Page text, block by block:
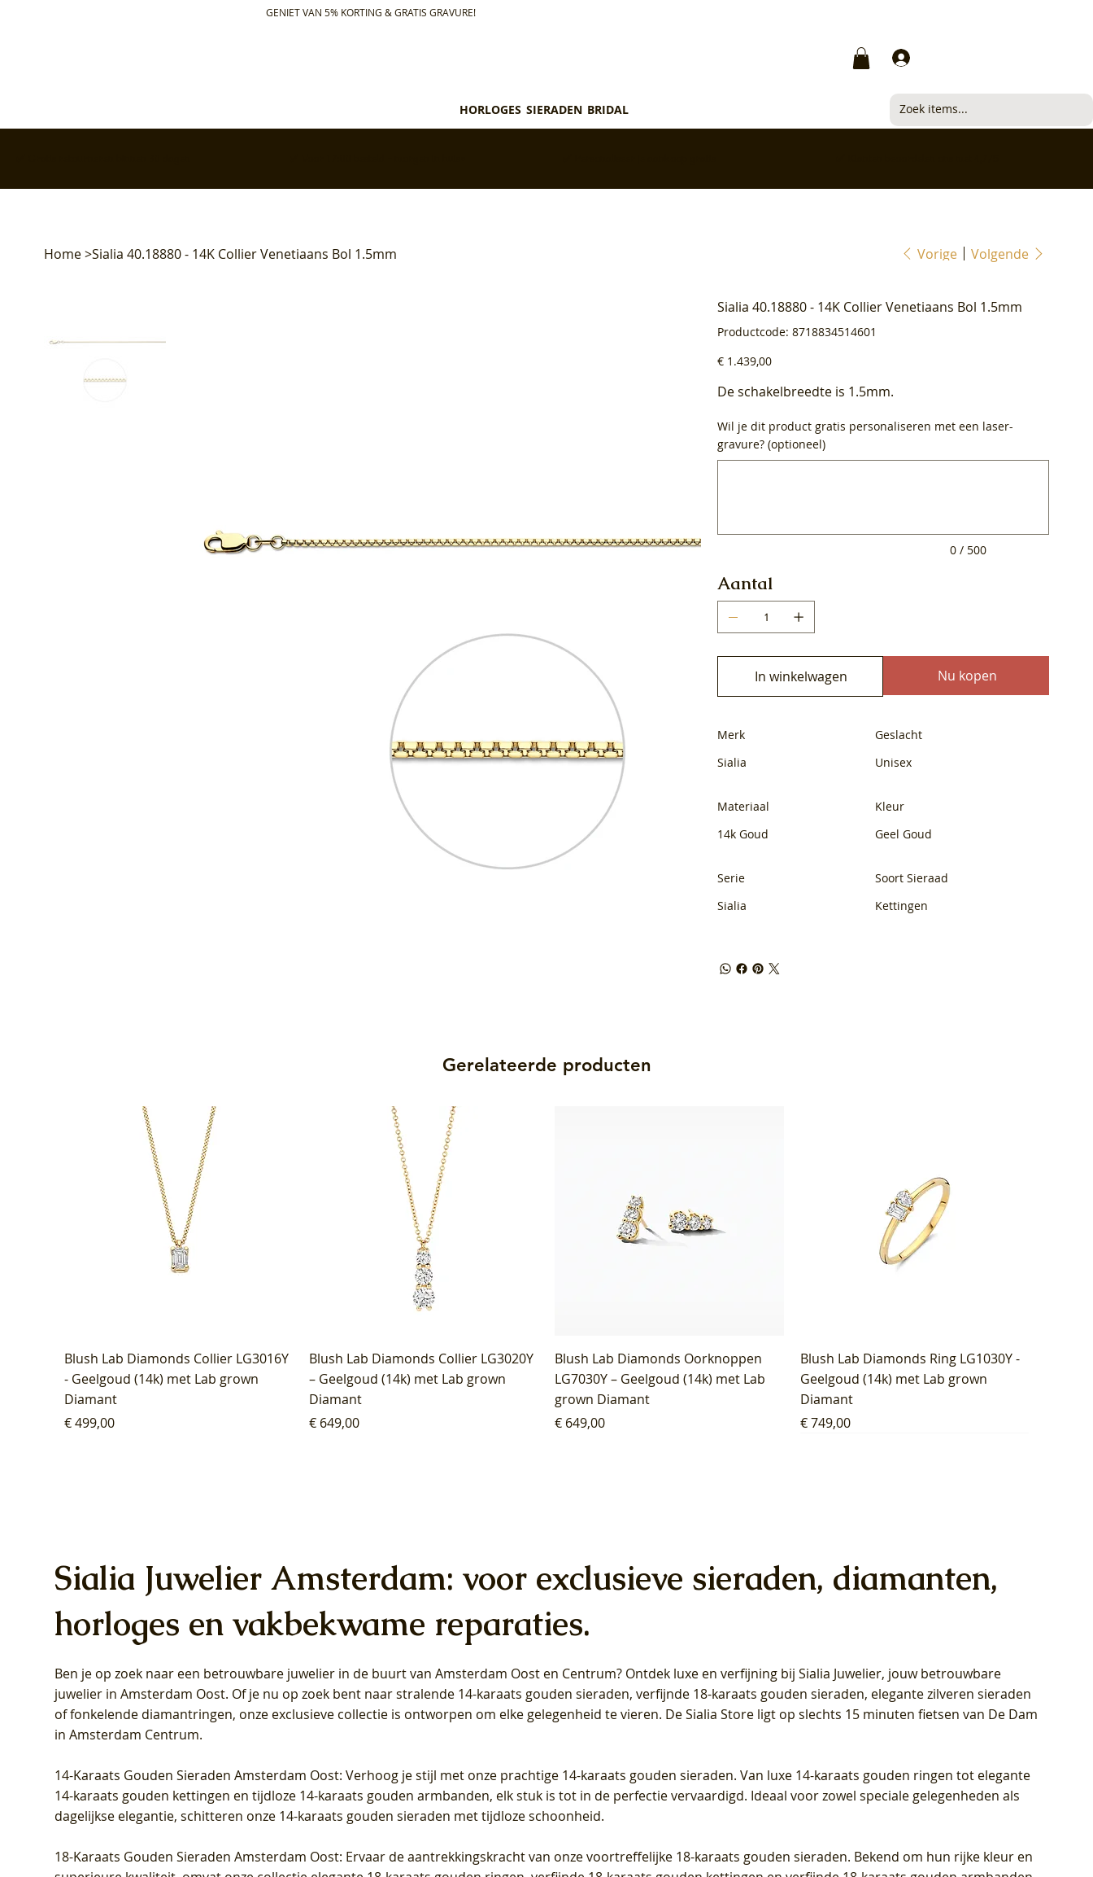
GENIET VAN 5% KORTING & GRATIS GRAVURE!
HORLOGES SIERADEN BRIDAL
Home>Sialia 40.18880 - 14K Collier Venetiaans Bol 1.5mm Vorige Volgende
Sialia 40.18880 - 14K Collier Venetiaans Bol 1.5mm
Productcode: Productcode
8718834514601
8718834514601
Prijs
€ 1.439,00
De schakelbreedte is 1.5mm.
Wil je dit product gratis personaliseren met een laser-
gravure? (optioneel)
0 / 500
Aantal
In winkelwagen Nu kopen
Merk
Sialia
Geslacht
Unisex
Materiaal
14k Goud
Kleur
Geel Goud
Serie
Sialia
Soort Sieraad
Kettingen
Gerelateerde producten
Blush Lab Diamonds Collier LG3016Y
- Geelgoud (14k) met Lab grown
Diamant
Prijs
€ 499,00
Blush Lab Diamonds Collier LG3020Y
– Geelgoud (14k) met Lab grown
Diamant
Prijs
€ 649,00
Blush Lab Diamonds Oorknoppen
LG7030Y – Geelgoud (14k) met Lab
grown Diamant
Prijs
€ 649,00
Blush Lab Diamonds Ring LG1030Y -
Geelgoud (14k) met Lab grown
Diamant
Prijs
€ 749,00
Blush Lab Diamonds Oorhangers
LG9006Y/S - Geelgoud (14k) met Lab
grown Diamant
Blush Lab Diamonds Oorhangers
LG9007Y/S - Geelgoud (14k) met Lab
grown Diamant
Blush Lab Diamonds Ring LG1028Y -
Geelgoud (14k) met Lab grown
Diamant
Blush Lab Diamonds Collier LG3014Y
- Geelgoud (14k) met Lab grown
Diamant
Blush Lab Diamonds Collier LG3019Y
– Geelgoud (14k) met Lab grown
Diamant
Blush Lab Diamonds Ring LG1042Y –
Geelgoud (14k) met Lab grown
Diamant
Blush Lab Diamonds Oorknoppen
LG7027Y - Geelgoud (14k) met Lab
grown Diamant
Blush Lab Diamonds Ring LG1029Y -
Geelgoud (14k) met Lab grown
Diamant
Blush Lab Diamonds Ring LG1031Y -
Geelgoud (14k) met Lab grown
Diamant
Blush Lab Diamonds Ring LG1044Y –
Geelgoud (14k) met Lab grown
Diamant
Blush Lab Diamonds Oorknoppen
LG7026Y - Geelgoud (14k) met Lab
grown Diamant
Blush Lab Diamonds Oorknoppen
LG7033Y – Geelgoud (14k) met Lab
grown Diamant
Sialia Juwelier Amsterdam: voor exclusieve sieraden, diamanten,
horloges en vakbekwame reparaties.
Ben je op zoek naar een betrouwbare juwelier in de buurt van Amsterdam Oost en Centrum? Ontdek luxe en verfijning bij Sialia Juwelier, jouw betrouwbare
juwelier in Amsterdam Oost. Of je nu op zoek bent naar stralende 14-karaats gouden sieraden, verfijnde 18-karaats gouden sieraden, elegante zilveren sieraden
of fonkelende diamantringen, onze exclusieve collectie is ontworpen om elke gelegenheid te vieren. De Sialia Store ligt op slechts 15 minuten fietsen van De Dam
in Amsterdam Centrum.
14-Karaats Gouden Sieraden Amsterdam Oost: Verhoog je stijl met onze prachtige 14-karaats gouden sieraden. Van luxe 14-karaats gouden ringen tot elegante
14-karaats gouden kettingen en tijdloze 14-karaats gouden armbanden, elk stuk is tot in de perfectie vervaardigd. Ideaal voor zowel speciale gelegenheden als
dagelijkse elegantie, schitteren onze 14-karaats gouden sieraden met tijdloze schoonheid.
18-Karaats Gouden Sieraden Amsterdam Oost: Ervaar de aantrekkingskracht van onze voortreffelijke 18-karaats gouden sieraden. Bekend om hun rijke kleur en